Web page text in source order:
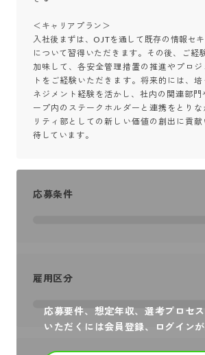
＜キャリアプラン＞
入社後まずは、OJTを通して既存の情報セ
について習得いただきます。その後、ご経
加味して、各安全管理措置の推進やプロ
トをご経験いただきます。将来的には、
ネジメント経験を活かし、社内の関連部門
ープ内のステークホルダーと連携をとりな
リティ部としての新しい価値の創出に貢
待しています。
応募要件、想定年収、選考プロセ
いただくには会員登録、ログインが
応募条件
雇用区分